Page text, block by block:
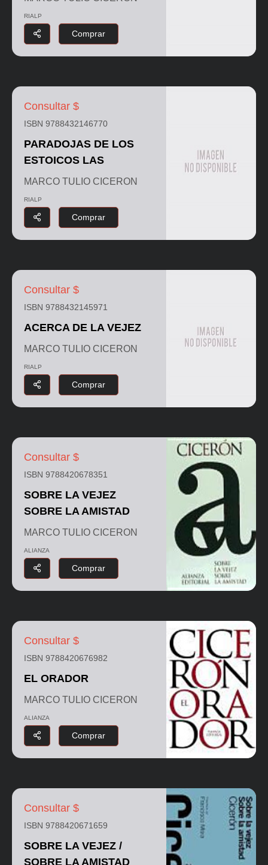
RIALP
Comprar
Consultar $
ISBN 9788432146770
PARADOJAS DE LOS
ESTOICOS LAS
MARCO TULIO CICERON
RIALP
Comprar
Consultar $
ISBN 9788432145971
ACERCA DE LA VEJEZ
MARCO TULIO CICERON
RIALP
Comprar
Consultar $
ISBN 9788420678351
SOBRE LA VEJEZ
SOBRE LA AMISTAD
MARCO TULIO CICERON
ALIANZA
Comprar
Consultar $
ISBN 9788420676982
EL ORADOR
MARCO TULIO CICERON
ALIANZA
Comprar
Consultar $
ISBN 9788420671659
SOBRE LA VEJEZ /
SOBRE LA AMISTAD